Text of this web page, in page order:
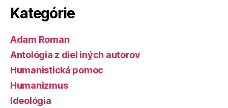
Kategórie
Adam Roman
Antológia z diel iných autorov
Humanistická pomoc
Humanizmus
Ideológia